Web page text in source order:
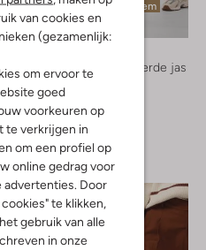
van cookies en
(gezamenlijk:
om ervoor te
goed
voorkeuren op
te verkrijgen in
om een profiel op
online gedrag voor
advertenties. Door
te klikken,
gebruik van alle
in onze
Laatste item
Gewatteerde jas